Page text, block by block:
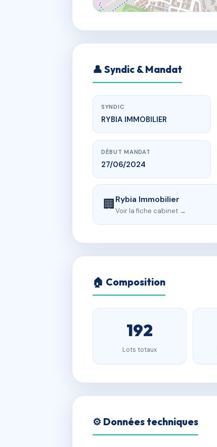
👤 Syndic & Mandat
SYNDIC
RYBIA IMMOBILIER
DÉBUT MANDAT
27/06/2024
🏢Rybia Immobilier
Voir la fiche cabinet →
🏠 Composition
192
Lots totaux
⚙️ Données techniques